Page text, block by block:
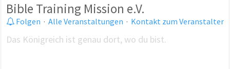
Bible Training Mission e.V.
Folgen · Alle Veranstaltungen · Kontakt zum Veranstalter
Das Königreich ist genau dort, wo du bist.